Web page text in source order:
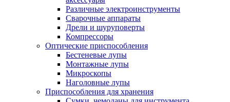
Различные электроинструменты
Сварочные аппараты
Дрели и шуруповерты
Компрессоры
Оптические приспособления
Бестеневые лупы
Монтажные лупы
Микроскопы
Наголовные лупы
Приспособления для хранения